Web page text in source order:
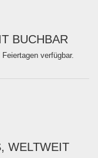
BUCHBAR
verfügbar.
WELTWEIT